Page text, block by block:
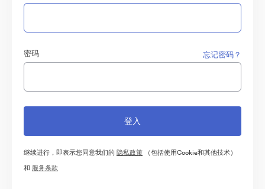
密码 忘记密码？
继续进行，即表示您同意我们的 隐私政策 （包括使用Cookie和其他技术）
和 服务条款